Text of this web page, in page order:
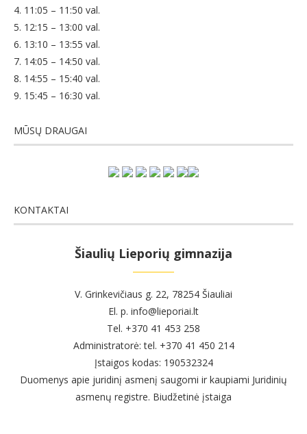
4. 11:05 – 11:50 val.
5. 12:15 – 13:00 val.
6. 13:10 – 13:55 val.
7. 14:05 – 14:50 val.
8. 14:55 – 15:40 val.
9. 15:45 – 16:30 val.
MŪSŲ DRAUGAI
KONTAKTAI
Šiaulių Lieporių gimnazija
V. Grinkevičiaus g. 22, 78254 Šiauliai
El. p. info@lieporiai.lt
Tel. +370 41 453 258
Administratorė: tel. +370 41 450 214
Įstaigos kodas: 190532324
Duomenys apie juridinį asmenį saugomi ir kaupiami Juridinių
asmenų registre. Biudžetinė įstaiga